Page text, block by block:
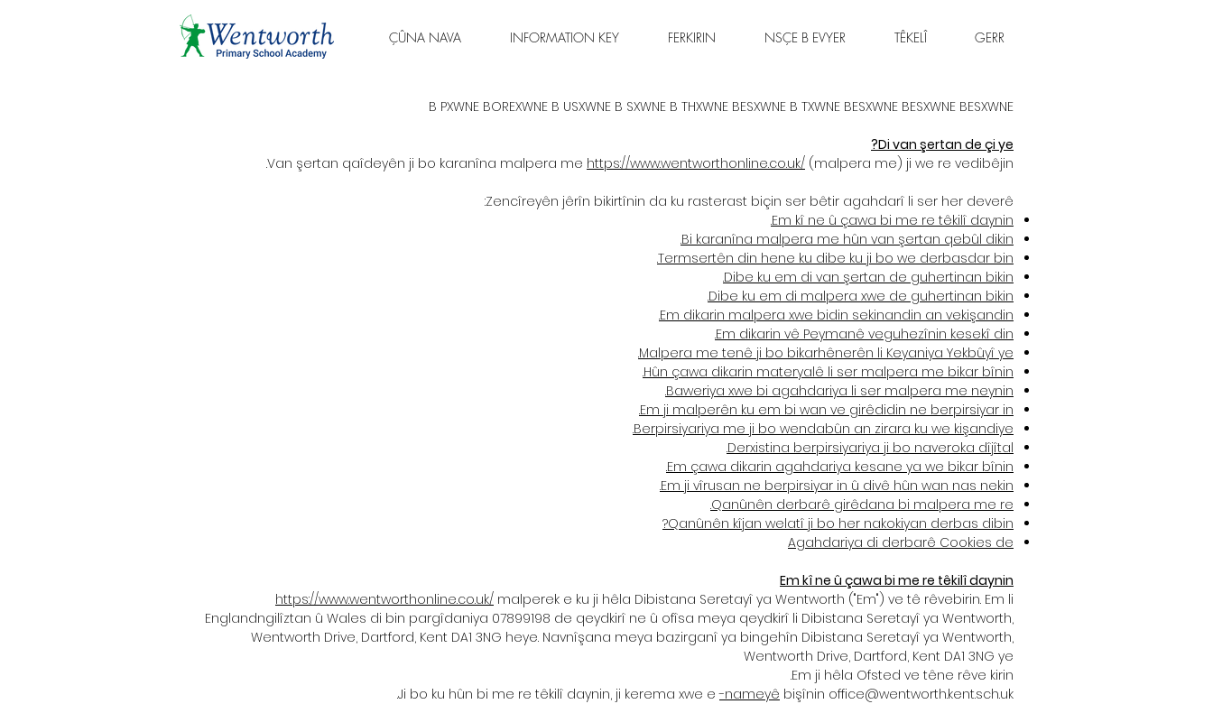
ÇÛNA NAVA INFORMATION KEY FERKIRIN NSÇE B EVYER TÊKELÎ GERR
B PXWNE BOREXWNE B USXWNE B SXWNE B THXWNE BESXWNE B TXWNE BESXWNE BESXWNE BESXWNE
Di van şertan de çi ye?
Van şertan qaîdeyên ji bo karanîna malpera me https://www.wentworthonline.co.uk/ (malpera me) ji we re vedibêjin.
Zencîreyên jêrîn bikirtînin da ku rasterast biçin ser bêtir agahdarî li ser her deverê:
Em kî ne û çawa bi me re têkilî daynin.
Bi karanîna malpera me hûn van şertan qebûl dikin.
Termsertên din hene ku dibe ku ji bo we derbasdar bin.
Dibe ku em di van şertan de guhertinan bikin.
Dibe ku em di malpera xwe de guhertinan bikin.
Em dikarin malpera xwe bidin sekinandin an vekişandin.
Em dikarin vê Peymanê veguhezînin kesekî din.
Malpera me tenê ji bo bikarhênerên li Keyaniya Yekbûyî ye.
Hûn çawa dikarin materyalê li ser malpera me bikar bînin.
Baweriya xwe bi agahdariya li ser malpera me neynin.
Em ji malperên ku em bi wan ve girêdidin ne berpirsiyar in.
Berpirsiyariya me ji bo wendabûn an zirara ku we kişandiye.
Derxistina berpirsiyariya ji bo naveroka dîjîtal.
Em çawa dikarin agahdariya kesane ya we bikar bînin.
Em ji vîrusan ne berpirsiyar in û divê hûn wan nas nekin.
Qanûnên derbarê girêdana bi malpera me re.
Qanûnên kîjan welatî ji bo her nakokiyan derbas dibin?
Agahdariya di derbarê Cookies de
Em kî ne û çawa bi me re têkilî daynin
https://www.wentworthonline.co.uk/ malperek e ku ji hêla Dibistana Seretayî ya Wentworth ("Em") ve tê rêvebirin. Em li
Englandngilîztan û Wales di bin pargîdaniya 07899198 de qeydkirî ne û ofîsa meya qeydkirî li Dibistana Seretayî ya Wentworth,
Wentworth Drive, Dartford, Kent DA1 3NG heye. Navnîşana meya bazirganî ya bingehîn Dibistana Seretayî ya Wentworth,
Wentworth Drive, Dartford, Kent DA1 3NG ye
Em ji hêla Ofsted ve têne rêve kirin.
Ji bo ku hûn bi me re têkilî daynin, ji kerema xwe e-nameyê bişînin office@wentworth.kent.sch.uk.